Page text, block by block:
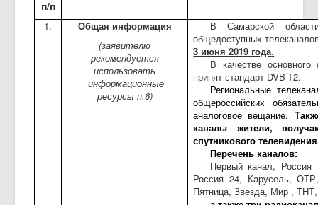
п/п
1.
Общая информация
(заявителю
рекомендуется
использовать
информационные
ресурсы п.6)
В Самарской
общедоступных
3 июня 2019 года.
В качестве
принят стандарт DVB-T2.
Региональные
общероссийских
аналоговое вещание.
каналы жители,
спутникового
Перечень каналов:
Первый канал,
Россия 24, Карусель,
Пятница, Звезда, Мир ,